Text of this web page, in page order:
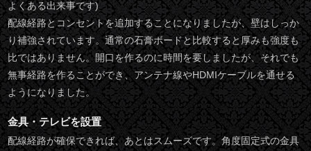
よくある出来事です)
配線経路とコンセントを追加することになりましたが、壁はしっか
り補強されています。通常の石膏ボードと比較すると厚みも強度も
比ではありません。開口を作るのに時間を要しましたが、それでも
無事経路を作ることができ、アンテナ線やHDMIケーブルを通せる
ようになりました。
金具・テレビを設置
配線経路が確保できれば、あとはスムーズです。角度固定式の金具